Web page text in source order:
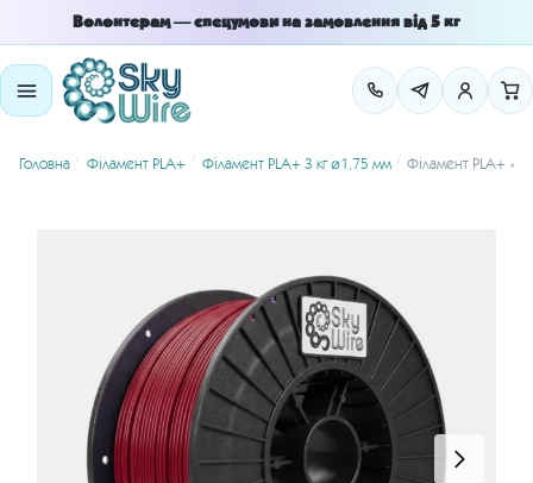
to
navigation
to
content
Волонтерам — спецумови на замовлення від 5 кг
Головна / Філамент PLA+ / Філамент PLA+ 3 кг ⌀1.75 мм / Філамент PLA+